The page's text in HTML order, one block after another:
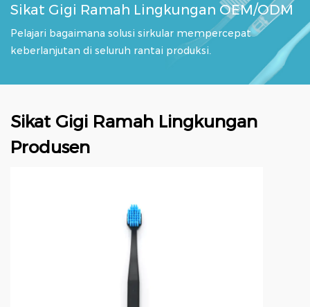
Sikat Gigi Ramah Lingkungan OEM/ODM
Pelajari bagaimana solusi sirkular mempercepat
keberlanjutan di seluruh rantai produksi.
Sikat Gigi Ramah Lingkungan
Produsen